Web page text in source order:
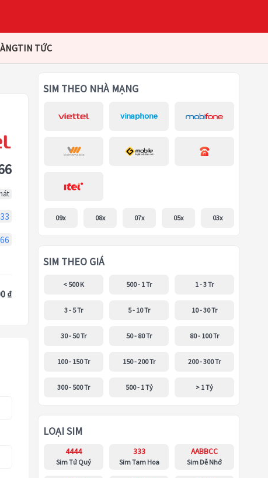
TIN TỨC
₫
SIM THEO NHÀ MẠNG
09x 08x 07x 05x 03x
SIM THEO GIÁ
< 500 K 500 - 1 Tr 1 - 3 Tr
3 - 5 Tr 5 - 10 Tr 10 - 30 Tr
30 - 50 Tr 50 - 80 Tr 80 - 100 Tr
100 - 150 Tr 150 - 200 Tr 200 - 300 Tr
300 - 500 Tr 500 - 1 Tỷ > 1 Tỷ
LOẠI SIM
4444
Sim Tứ Quý
333
Sim Tam Hoa
AABBCC
Sim Dễ Nhớ